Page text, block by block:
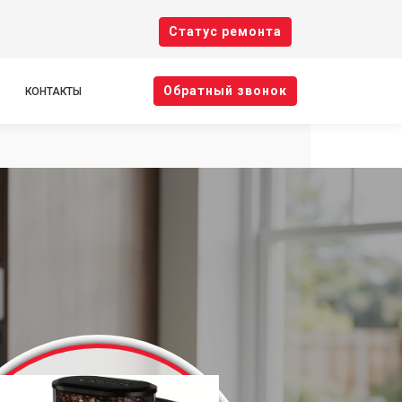
Cтатус ремонта
КОНТАКТЫ Oбратный звонок